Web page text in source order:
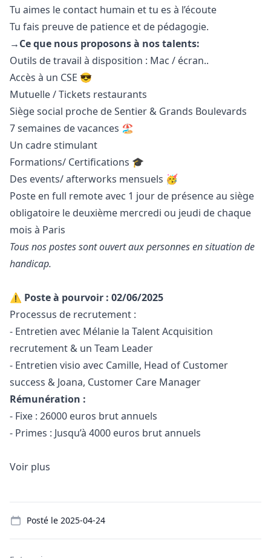
Tu aimes le contact humain et tu es à l’écoute
Tu fais preuve de patience et de pédagogie.
→Ce que nous proposons à nos talents:
Outils de travail à disposition : Mac / écran..
Accès à un CSE 😎
Mutuelle / Tickets restaurants
Siège social proche de Sentier & Grands Boulevards
7 semaines de vacances 🏖️
Un cadre stimulant
Formations/ Certifications 🎓
Des events/ afterworks mensuels 🥳
Poste en full remote avec 1 jour de présence au siège
obligatoire le deuxième mercredi ou jeudi de chaque
mois à Paris
Tous nos postes sont ouvert aux personnes en situation de
handicap.
⚠️ Poste à pourvoir : 02/06/2025
Processus de recrutement :
- Entretien avec Mélanie la Talent Acquisition
recrutement & un Team Leader
- Entretien visio avec Camille, Head of Customer
success & Joana, Customer Care Manager
Rémunération :
- Fixe : 26000 euros brut annuels
- Primes : Jusqu’à 4000 euros brut annuels
Voir plus
Posté le 2025-04-24